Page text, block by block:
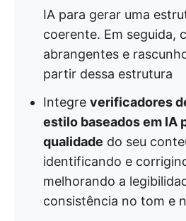
IA para gerar uma
coerente. Em seguida,
abrangentes e
partir dessa estrutura
Integre verificadores
estilo baseados em IA
qualidade do seu
identificando e
melhorando a
consistência no tom e